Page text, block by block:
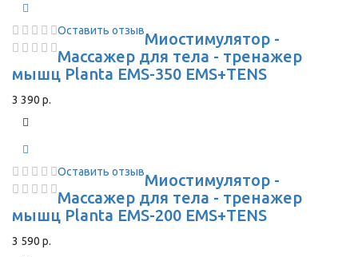
Оставить отзывМиостимулятор -
Массажер для тела - тренажер
мышц Planta EMS-350 EMS+TENS
3 390 р.
Оставить отзывМиостимулятор -
Массажер для тела - тренажер
мышц Planta EMS-200 EMS+TENS
3 590 р.